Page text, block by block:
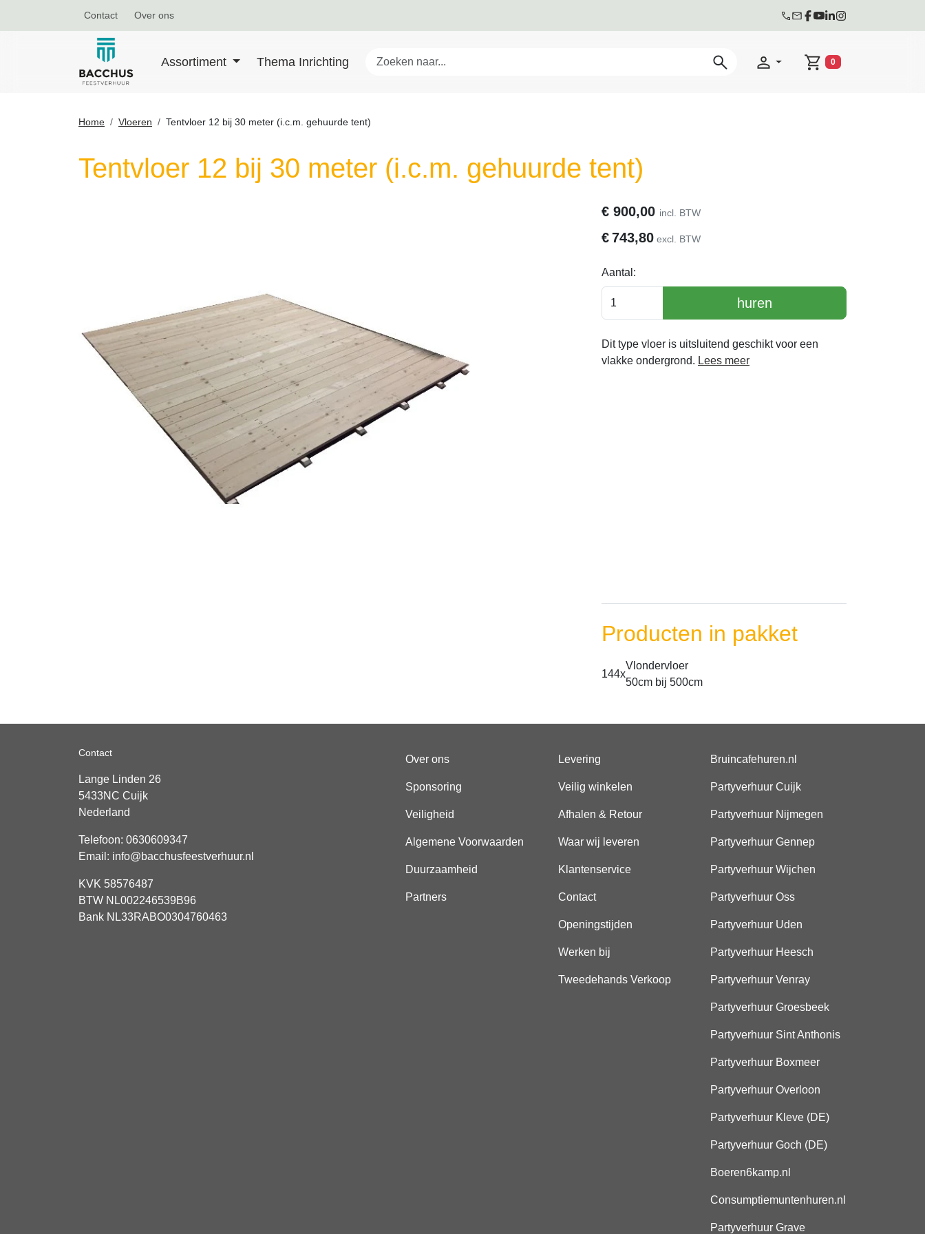
Contact Over ons
Assortiment Thema Inrichting
Winkelwagen
0
Home Vloeren Tentvloer 12 bij 30 meter (i.c.m. gehuurde tent)
Tentvloer 12 bij 30 meter (i.c.m. gehuurde tent)
€ 900,00 incl. BTW
€743,80 excl. BTW
Aantal:
huren
Dit type vloer is uitsluitend geschikt voor een
vlakke ondergrond. Lees meer
Producten in pakket
144x
Vlondervloer
50cm bij 500cm
Contact
Lange Linden 26
5433NC Cuijk
Nederland
Telefoon: 0630609347
Email: info@bacchusfeestverhuur.nl
KVK 58576487
BTW NL002246539B96
Bank NL33RABO0304760463
Over ons
Sponsoring
Veiligheid
Algemene Voorwaarden
Duurzaamheid
Partners
Levering
Veilig winkelen
Afhalen & Retour
Waar wij leveren
Klantenservice
Contact
Openingstijden
Werken bij
Tweedehands Verkoop
Bruincafehuren.nl
Partyverhuur Cuijk
Partyverhuur Nijmegen
Partyverhuur Gennep
Partyverhuur Wijchen
Partyverhuur Oss
Partyverhuur Uden
Partyverhuur Heesch
Partyverhuur Venray
Partyverhuur Groesbeek
Partyverhuur Sint Anthonis
Partyverhuur Boxmeer
Partyverhuur Overloon
Partyverhuur Kleve (DE)
Partyverhuur Goch (DE)
Boeren6kamp.nl
Consumptiemuntenhuren.nl
Partyverhuur Grave